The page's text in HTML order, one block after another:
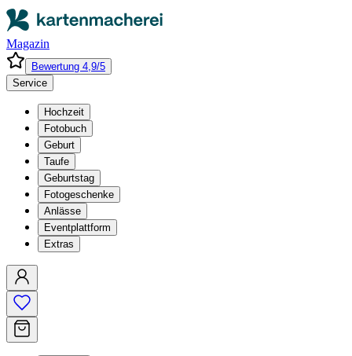
Magazin
Bewertung 4,9/5
Service
Hochzeit
Fotobuch
Geburt
Taufe
Geburtstag
Fotogeschenke
Anlässe
Eventplattform
Extras